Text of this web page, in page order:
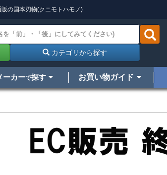
の国本刃物(クニモトハモノ)
カテゴリから探す
ーカーで探す お買い物ガイド